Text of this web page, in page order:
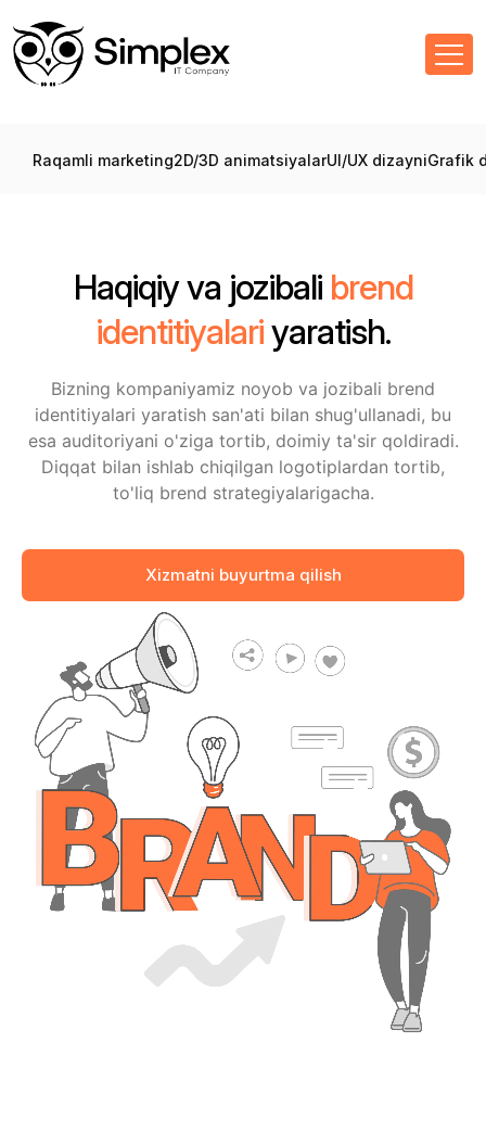
Raqamli marketing2D/3D animatsiyalarUI/UX dizayniGrafik
Haqiqiy va jozibali brend
identitiyalariyaratish.
Bizning kompaniyamiz noyob va jozibali brend
identitiyalari yaratish san'ati bilan shug'ullanadi, bu
esa auditoriyani o'ziga tortib, doimiy ta'sir qoldiradi.
Diqqat bilan ishlab chiqilgan logotiplardan tortib,
to'liq brend strategiyalarigacha.
Xizmatni buyurtma qilish